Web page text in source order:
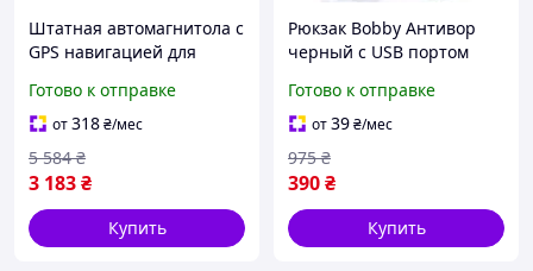
Штатная автомагнитола с
GPS навигацией для
150 (2009-2013) Android
5.0.1
Готово к отправке
от318₴/мес
3 183₴
5 584 ₴
Купить
Рюкзак Bobby Антивор
черный с USB портом
Готово к отправке
от39₴/мес
390₴
975 ₴
Купить